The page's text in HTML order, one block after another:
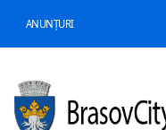
ANUNȚURI